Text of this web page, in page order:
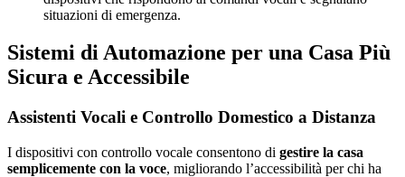
situazioni di emergenza.
Sistemi di Automazione per una Casa Più
Sicura e Accessibile
Assistenti Vocali e Controllo Domestico a Distanza
I dispositivi con controllo vocale consentono di gestire la casa
semplicemente con la voce, migliorando l’accessibilità per chi ha